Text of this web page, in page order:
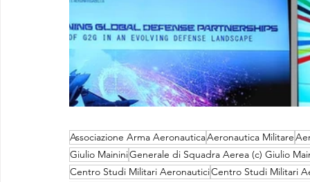
Associazione Arma AeronauticaAeronautica Militare
Giulio MaininiGenerale di Squadra Aerea (c) Giulio
Centro Studi Militari AeronauticiCentro Studi Militari